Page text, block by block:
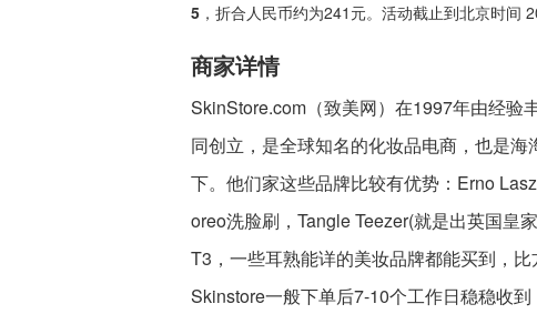
5 ，折合人民币约为241元。活动截止到北京时间
商家详情
SkinStore.com（致美网）在1997年由经验
同创立，是全球知名的化妆品电商，也是
下。他们家这些品牌比较有优势：Erno
oreo洗脸刷，Tangle Teezer(就是出英国皇
T3，一些耳熟能详的美妆品牌都能买到，
Skinstore一般下单后7-10个工作日稳稳收